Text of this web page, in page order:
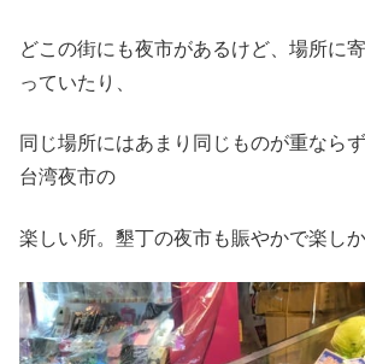
どこの街にも夜市があるけど、場所に
っていたり、
同じ場所にはあまり同じものが重なら
台湾夜市の
楽しい所。墾丁の夜市も賑やかで楽しか